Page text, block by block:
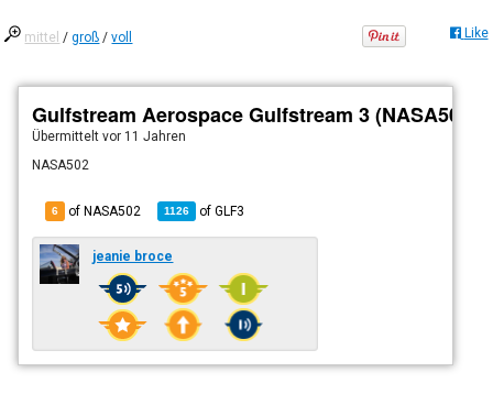
mittel /groß /voll Like
Gulfstream Aerospace Gulfstream 3 (NASA502)
Übermitteltvor 11 Jahren
NASA502
6 of NASA502 1126 ofGLF3
jeanie broce